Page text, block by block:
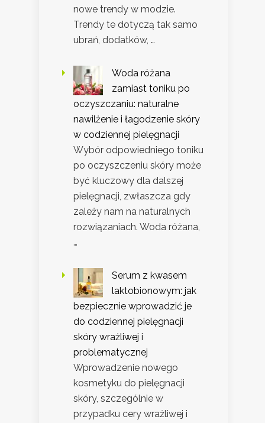
nowe trendy w modzie.
Trendy te dotyczą tak samo
ubrań, dodatków, …
Woda różana
zamiast toniku po
oczyszczaniu: naturalne
nawilżenie i łagodzenie skóry
w codziennej pielęgnacji
Wybór odpowiedniego toniku
po oczyszczeniu skóry może
być kluczowy dla dalszej
pielęgnacji, zwłaszcza gdy
zależy nam na naturalnych
rozwiązaniach. Woda różana,
…
Serum z kwasem
laktobionowym: jak
bezpiecznie wprowadzić je
do codziennej pielęgnacji
skóry wrażliwej i
problematycznej
Wprowadzenie nowego
kosmetyku do pielęgnacji
skóry, szczególnie w
przypadku cery wrażliwej i